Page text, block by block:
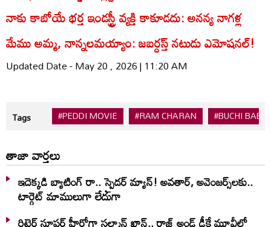
నాకు కాబోయే భర్త ఇండస్ట్రీ వ్యక్తి కాకూడదు: అనన్య నాగళ్ల
మేము అమ్మ, నాన్నలమయ్యాం: జబర్దస్త్ నటుడు ఎమోషనల్!
Updated Date - May 20 , 2026 | 11:20 AM
Tags #PEDDI MOVIE #RAM CHARAN #BUCHI
తాజా వార్తలు
ఇదెక్క‌డి బ్యాటింగ్ రా.. స్పైడ‌ర్ మ్యాన్‌! అవ‌తార్‌, అవెంజ‌ర్స్‌ల‌కు..
టార్గెట్ మాములుగా లేదుగా
రిటైర్డ్ సూపర్ హీరోగా సల్మాన్ ఖాన్.. రాజ్ అండ్ డీకే మూవీలో